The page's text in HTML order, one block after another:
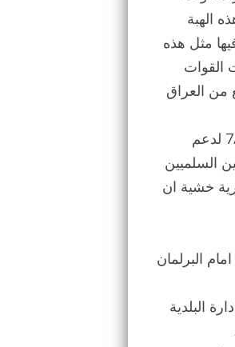
الهبة
مثل هذه
القوات
من العراق
ثانيا تحركت الجماهير في سنندج عاصمة اقليم كردستان الإيراني يوم 7/9/2017 لدعم
السلميين
خشية ان
امام البرلمان
امام ادارة البلدية